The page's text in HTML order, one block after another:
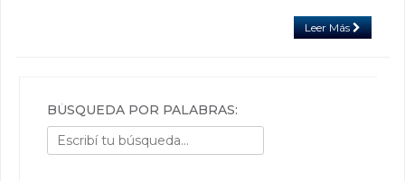
Leer Más
BÚSQUEDA POR PALABRAS: